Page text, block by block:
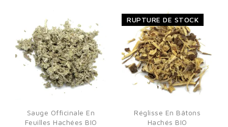
Sauge Officinale En
Feuilles Hachées BIO
Réglisse En Bâtons
Hachés BIO
RUPTURE DE STOCK